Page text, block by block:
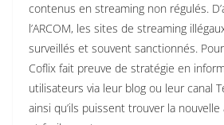
contenus en streaming non régulés.
l’ARCOM, les sites de streaming
surveillés et souvent sanctionnés.
Coflix fait preuve de stratégie en
utilisateurs via leur blog ou leur canal
ainsi qu’ils puissent trouver la